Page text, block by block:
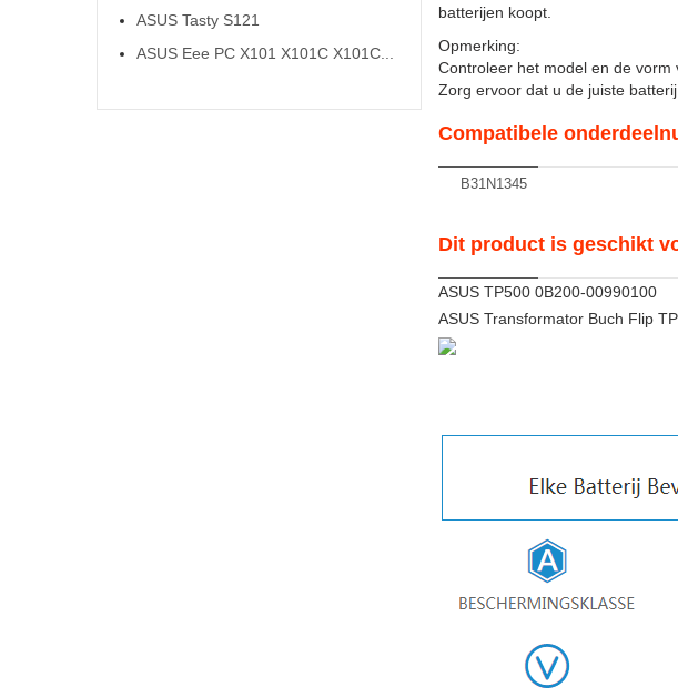
ASUS Tasty S121
ASUS Eee PC X101 X101C X101C...
batterijen koopt.
Opmerking:
Controleer het model en de
Zorg ervoor dat u de juiste batterij
Compatibele
B31N1345
Dit product is geschikt
ASUS TP500 0B200-00990100
ASUS Transformator Buch Flip